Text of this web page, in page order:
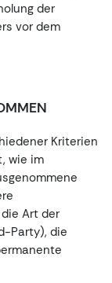
der
vor dem
Kriterien
wie im
Art der
Party), die